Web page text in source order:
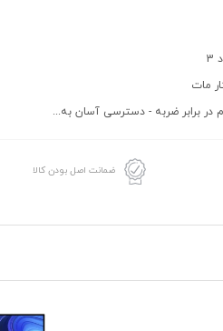
مات
ضمانت اصل بودن کالا